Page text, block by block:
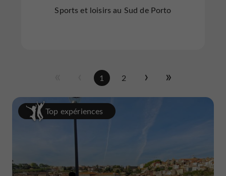
Sports et loisirs au Sud de Porto
1 2
Top expériences